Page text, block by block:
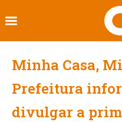
Minha Casa,
Prefeitura
divulgar a